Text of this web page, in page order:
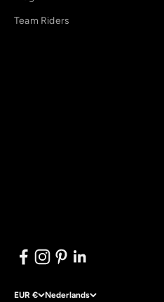
Team Riders
EUR € Nederlands